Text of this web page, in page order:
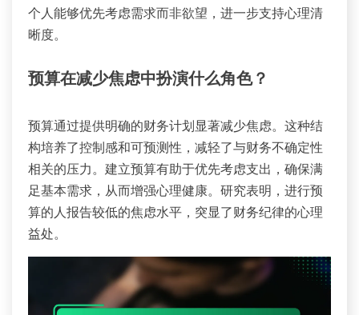
个人能够优先考虑需求而非欲望，进一步支持心理清
晰度。
预算在减少焦虑中扮演什么角色？
预算通过提供明确的财务计划显著减少焦虑。这种结
构培养了控制感和可预测性，减轻了与财务不确定性
相关的压力。建立预算有助于优先考虑支出，确保满
足基本需求，从而增强心理健康。研究表明，进行预
算的人报告较低的焦虑水平，突显了财务纪律的心理
益处。